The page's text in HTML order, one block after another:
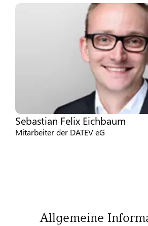
Sebastian Felix Eichbaum
Mitarbeiter der DATEV eG
Allgemeine